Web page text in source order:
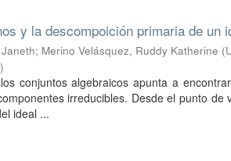
y la descompoición primaria de un
; Merino Velásquez, Ruddy Katherine (
)
conjuntos algebraicos apunta a
irreducibles. Desde el punto de
ideal ...